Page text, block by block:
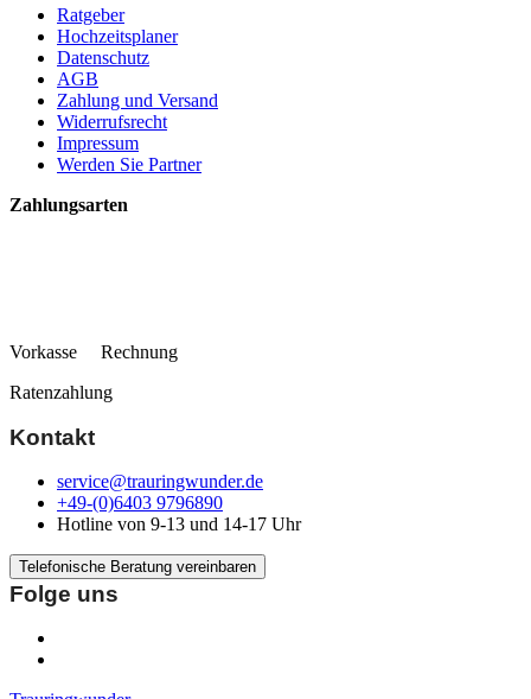
Ratgeber
Hochzeitsplaner
Datenschutz
AGB
Zahlung und Versand
Widerrufsrecht
Impressum
Werden Sie Partner
Zahlungsarten
Vorkasse Rechnung
Ratenzahlung
Kontakt
service@trauringwunder.de
+49-(0)6403 9796890
Hotline von 9-13 und 14-17 Uhr
Telefonische Beratung vereinbaren
Folge uns